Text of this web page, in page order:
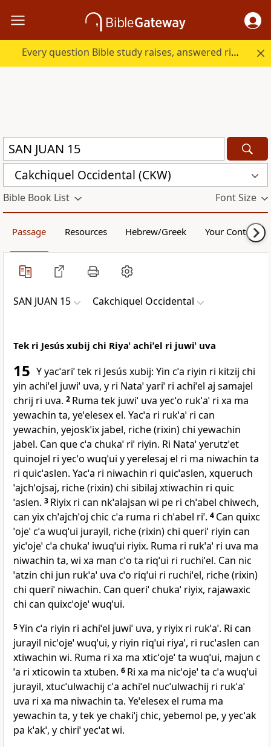
Every question Bible study raises, answered right here.
Cakchiquel Occidental (CKW)
Bible Book List Font Size
Passage Resources Hebrew/Greek Your Content
SAN JUAN 15 Cakchiquel Occidental
Tek ri Jesús xubij chi Riyaˈ achiˈel ri juwiˈ uva
15 Y yacˈariˈ tek ri Jesús xubij: Yin cˈa riyin ri kitzij chi
yin achiˈel juwiˈ uva, y ri Nataˈ yariˈ ri achiˈel aj samajel
chrij ri uva. 2 Ruma tek juwiˈ uva yecˈo rukˈaˈ ri xa ma
yewachin ta, yeˈelesex el. Yacˈa ri rukˈaˈ ri can
yewachin, yejoskˈix jabel, riche (rixin) chi yewachin
jabel. Can que cˈa chukaˈ riˈ riyin. Ri Nataˈ yerutzˈet
quinojel ri yecˈo wuqˈui y yerelesaj el ri ma niwachin ta
ri quicˈaslen. Yacˈa ri niwachin ri quicˈaslen, xqueruch
ˈajchˈojsaj, riche (rixin) chi sibilaj xtiwachin ri quic
ˈaslen. 3 Riyix ri can nkˈalajsan wi pe ri chˈabel chiwech,
can yix chˈajchˈoj chic cˈa ruma ri chˈabel riˈ. 4 Can quixc
ˈojeˈ cˈa wuqˈui jurayil, riche (rixin) chi queriˈ riyin can
yicˈojeˈ cˈa chukaˈ iwuqˈui riyix. Ruma ri rukˈaˈ ri uva ma
niwachin ta, wi xa man cˈo ta riqˈui ri ruchiˈel. Can nic
ˈatzin chi jun rukˈaˈ uva cˈo riqˈui ri ruchiˈel, riche (rixin)
chi queriˈ niwachin. Can queriˈ chukaˈ riyix, rajawaxic
chi can quixcˈojeˈ wuqˈui.
5Yin cˈa riyin ri achiˈel juwiˈ uva, y riyix ri rukˈaˈ. Ri can
jurayil nicˈojeˈ wuqˈui, y riyin riqˈui riyaˈ, ri rucˈaslen can
xtiwachin wi. Ruma ri xa ma xticˈojeˈ ta wuqˈui, majun c
ˈa ri xticowin ta xtuben. 6 Ri xa ma nicˈojeˈ ta cˈa wuqˈui
jurayil, xtucˈulwachij cˈa achiˈel nucˈulwachij ri rukˈaˈ
uva ri xa ma niwachin ta. Yeˈelesex el ruma ma
yewachin ta, y tek ye chakiˈj chic, yebemol pe, y yecˈak
pa kˈakˈ, y chiriˈ yecˈat wi.